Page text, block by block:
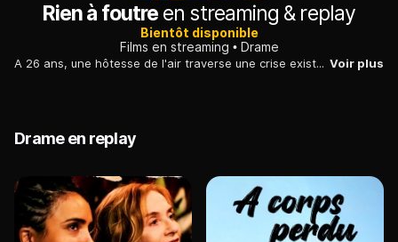
Rien à foutre en streaming & replay
Bientôt disponible
Films en streaming
Drame
A 26 ans, une hôtesse de l'air traverse une crise existentielle, perturbée par un travail trop stressant et une vie sentimentale des plus décousues. Voir plus
Drame en replay